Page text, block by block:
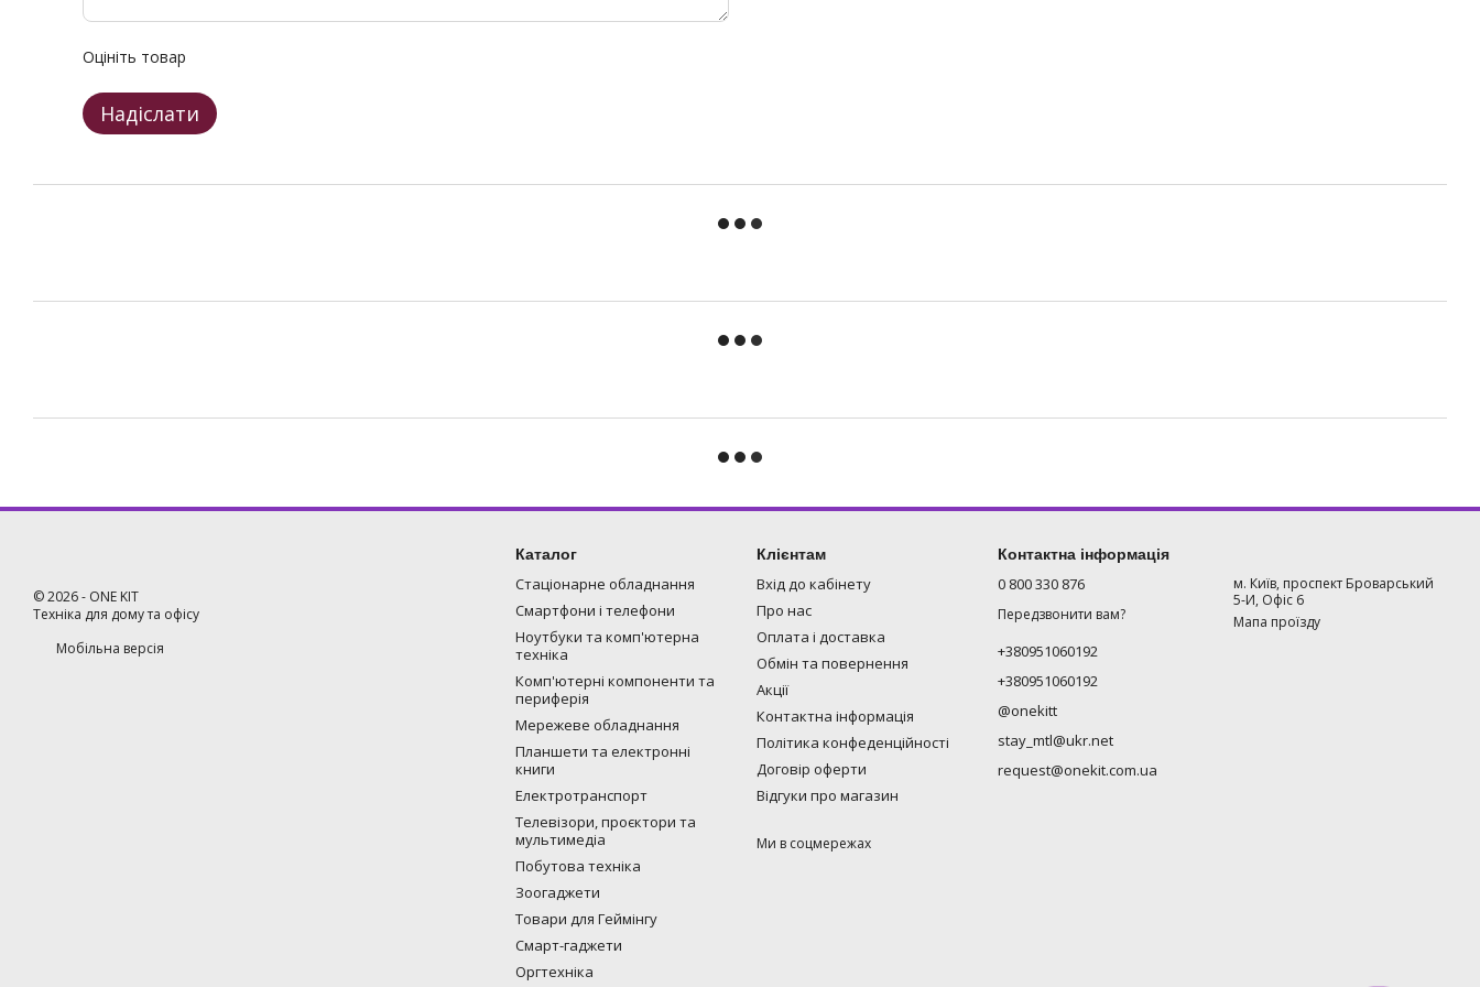
Оцініть товар
Надіслати
©2026- ONE KIT
Техніка для дому та офісу
Мобільна версія
Каталог
Стаціонарне обладнання
Смартфони і телефони
Ноутбуки та комп'ютерна
техніка
Комп'ютерні компоненти та
периферія
Мережеве обладнання
Планшети та електронні
книги
Електротранспорт
Телевізори, проєктори та
мультимедіа
Побутова техніка
Зоогаджети
Товари для Геймінгу
Смарт-гаджети
Оргтехніка
Клієнтам
Вхід до кабінету
Про нас
Оплата і доставка
Обмін та повернення
Акції
Контактна інформація
Політика конфеденційності
Договір оферти
Відгуки про магазин
Ми в соцмережах
Контактна інформація
0 800 330 876
Передзвонити вам?
+380951060192
+380951060192
@onekitt
stay_mtl@ukr.net
request@onekit.com.ua
м. Київ, проспект Броварський
5-И, Офіс 6
Мапа проїзду